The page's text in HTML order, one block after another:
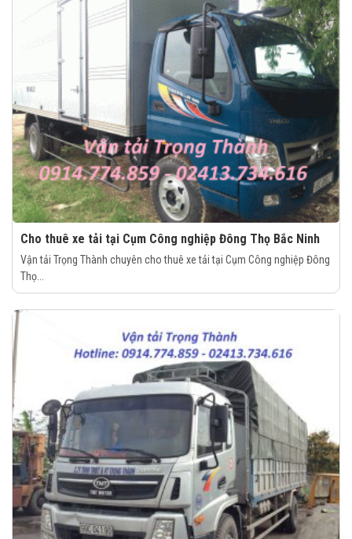
Cho thuê xe tải tại Cụm Công nghiệp Đông Thọ Bắc Ninh
Vận tải Trọng Thành chuyên cho thuê xe tải tại Cụm Công nghiệp Đông
Thọ...